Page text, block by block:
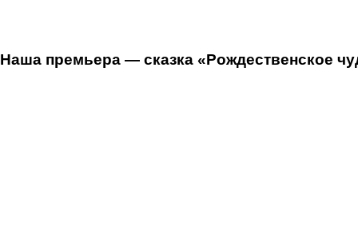
Наша премьера — сказка «Рождественское